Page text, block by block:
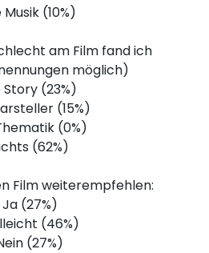
Musik (10%)
am Film fand ich
möglich)
Story (23%)
(15%)
(0%)
(62%)
Film weiterempfehlen:
Ja (27%)
(46%)
(27%)